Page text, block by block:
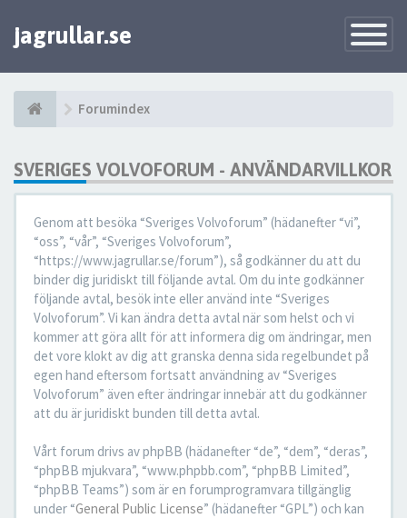
Toggle
jagrullar.se
Forumindex
SVERIGES VOLVOFORUM - ANVÄNDARVILLKOR
Genom att besöka “Sveriges Volvoforum” (hädanefter “vi”,
“oss”, “vår”, “Sveriges Volvoforum”,
“https://www.jagrullar.se/forum”), så godkänner du att du
binder dig juridiskt till följande avtal. Om du inte godkänner
följande avtal, besök inte eller använd inte “Sveriges
Volvoforum”. Vi kan ändra detta avtal när som helst och vi
kommer att göra allt för att informera dig om ändringar, men
det vore klokt av dig att granska denna sida regelbundet på
egen hand eftersom fortsatt användning av “Sveriges
Volvoforum” även efter ändringar innebär att du godkänner
att du är juridiskt bunden till detta avtal.
Vårt forum drivs av phpBB (hädanefter “de”, “dem”, “deras”,
“phpBB mjukvara”, “www.phpbb.com”, “phpBB Limited”,
“phpBB Teams”) som är en forumprogramvara tillgänglig
under “General Public License” (hädanefter “GPL”) och kan